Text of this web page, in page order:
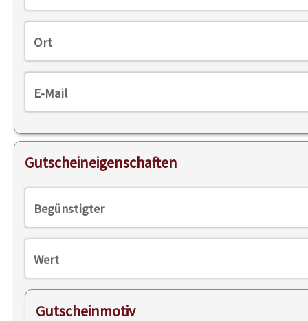
Ort
E-Mail
Gutscheineigenschaften
Begünstigter
Wert
Gutscheinmotiv